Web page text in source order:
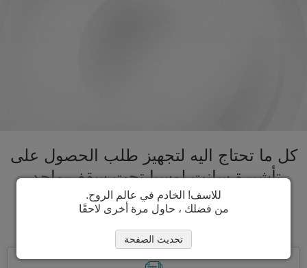
كل ما تحتاج اليه لتجهيز طلب الحصول على
تأشيرة سانت لوسيا تحت سقف واحد.
تسريع عملية الحصول على تأشيرة سانت
لوسيا
للاسف! الخادم في عالم الروح.
من فضلك ، حاول مرة أخرى لاحقًا
تحديث الصفحة